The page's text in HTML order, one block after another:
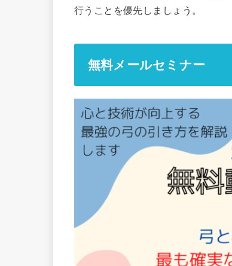
行うことを優先しましょう。
無料メールセミナー